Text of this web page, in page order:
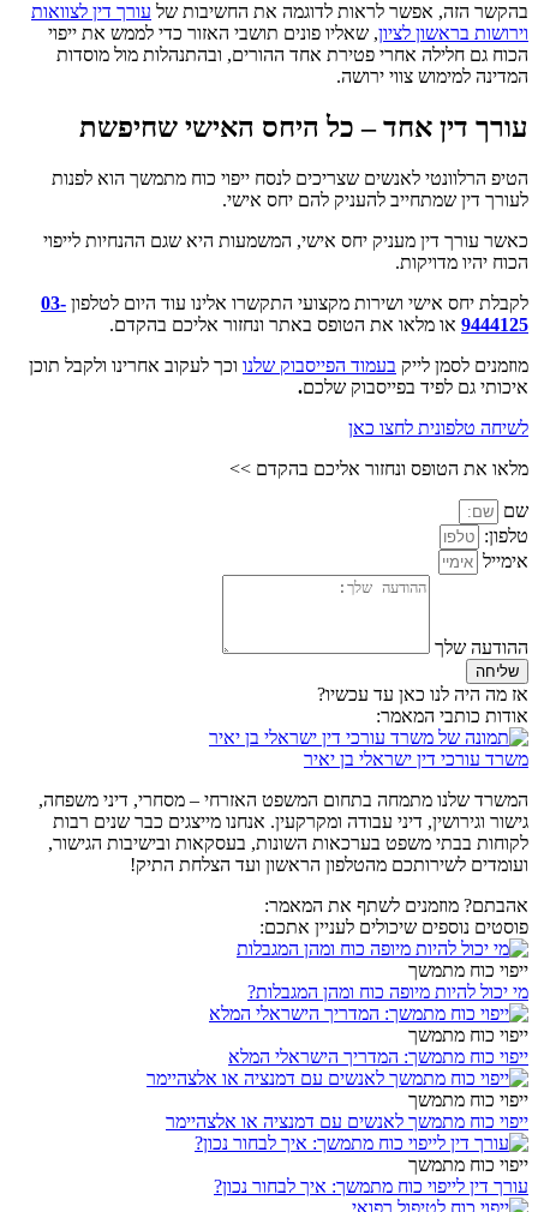
בהקשר הזה, אפשר לראות לדוגמה את החשיבות של עורך דין לצוואות
וירושות בראשון לציון, שאליו פונים תושבי האזור כדי לממש את ייפוי
הכוח גם חלילה אחרי פטירת אחד ההורים, ובהתנהלות מול מוסדות
המדינה למימוש צווי ירושה.
עורך דין אחד – כל היחס האישי שחיפשת
הטיפ הרלוונטי לאנשים שצריכים לנסח ייפוי כוח מתמשך הוא לפנות
לעורך דין שמתחייב להעניק להם יחס אישי.
כאשר עורך דין מעניק יחס אישי, המשמעות היא שגם ההנחיות לייפוי
הכוח יהיו מדויקות.
לקבלת יחס אישי ושירות מקצועי התקשרו אלינו עוד היום לטלפון 03-
9444125 או מלאו את הטופס באתר ונחזור אליכם בהקדם.
מוזמנים לסמן לייק בעמוד הפייסבוק שלנו וכך לעקוב אחרינו ולקבל תוכן
איכותי גם לפיד בפייסבוק שלכם.
לשיחה טלפונית לחצו כאן
מלאו את הטופס ונחזור אליכם בהקדם >>
שם
טלפון:
אימייל
ההודעה שלך
שליחה
אז מה היה לנו כאן עד עכשיו?
אודות כותבי המאמר:
משרד עורכי דין ישראלי בן יאיר
המשרד שלנו מתמחה בתחום המשפט האזרחי – מסחרי, דיני משפחה,
גישור וגירושין, דיני עבודה ומקרקעין. אנחנו מייצגים כבר שנים רבות
לקוחות בבתי משפט בערכאות השונות, בעסקאות ובישיבות הגישור,
ועומדים לשירותכם מהטלפון הראשון ועד הצלחת התיק!
אהבתם? מוזמנים לשתף את המאמר:
פוסטים נוספים שיכולים לעניין אתכם:
ייפוי כוח מתמשך
מי יכול להיות מיופה כוח ומהן המגבלות?
ייפוי כוח מתמשך
ייפוי כוח מתמשך: המדריך הישראלי המלא
ייפוי כוח מתמשך
ייפוי כוח מתמשך לאנשים עם דמנציה או אלצהיימר
ייפוי כוח מתמשך
עורך דין לייפוי כוח מתמשך: איך לבחור נכון?